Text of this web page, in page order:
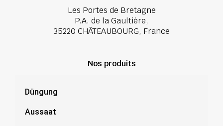
Les Portes de Bretagne
P.A. de la Gaultière,
35220 CHÂTEAUBOURG, France
Nos produits
Düngung
Aussaat